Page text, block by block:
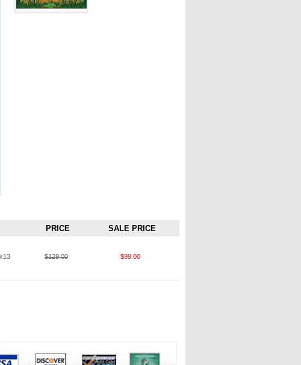
PRICE SALE PRICE
$129.00 $99.00